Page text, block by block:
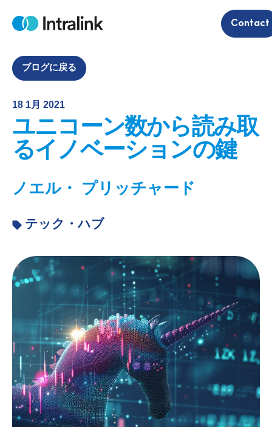
H
e
Contact
ブログに戻る
18 1月 2021
ユニコーン数から読み取
るイノベーションの鍵
ノエル・ プリッチャード
テック・ハブ